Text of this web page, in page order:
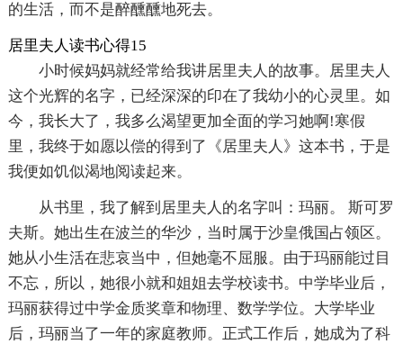
的生活，而不是醉醺醺地死去。
居里夫人读书心得15
小时候妈妈就经常给我讲居里夫人的故事。居里夫人
这个光辉的名字，已经深深的印在了我幼小的心灵里。如
今，我长大了，我多么渴望更加全面的学习她啊!寒假
里，我终于如愿以偿的得到了《居里夫人》这本书，于是
我便如饥似渴地阅读起来。
从书里，我了解到居里夫人的名字叫：玛丽。 斯可罗
夫斯。她出生在波兰的华沙，当时属于沙皇俄国占领区。
她从小生活在悲哀当中，但她毫不屈服。由于玛丽能过目
不忘，所以，她很小就和姐姐去学校读书。中学毕业后，
玛丽获得过中学金质奖章和物理、数学学位。大学毕业
后，玛丽当了一年的家庭教师。正式工作后，她成为了科